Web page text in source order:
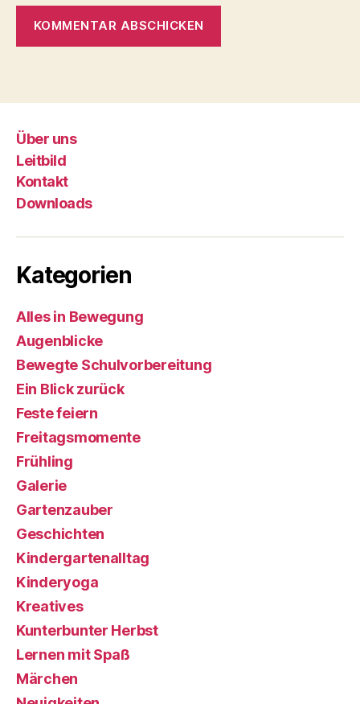
Über uns
Leitbild
Kontakt
Downloads
Kategorien
Alles in Bewegung
Augenblicke
Bewegte Schulvorbereitung
Ein Blick zurück
Feste feiern
Freitagsmomente
Frühling
Galerie
Gartenzauber
Geschichten
Kindergartenalltag
Kinderyoga
Kreatives
Kunterbunter Herbst
Lernen mit Spaß
Märchen